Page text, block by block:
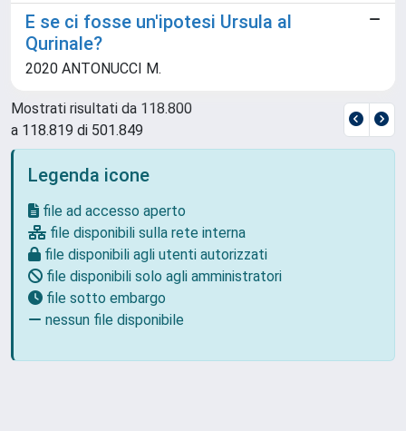
E se ci fosse un'ipotesi Ursula al
Qurinale?
2020 ANTONUCCI M.
Mostrati risultati da 118.800
a 118.819 di 501.849
Legenda icone
file ad accesso aperto
file disponibili sulla rete interna
file disponibili agli utenti autorizzati
file disponibili solo agli amministratori
file sotto embargo
nessun file disponibile